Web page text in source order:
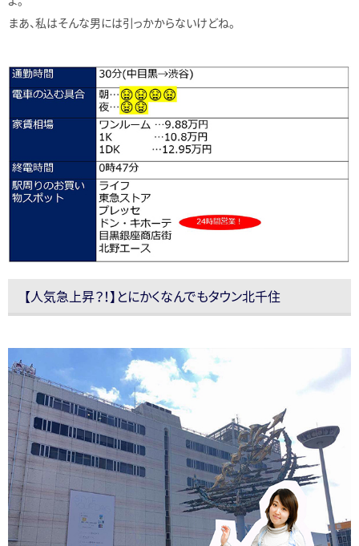
まあ、私はそんな男には引っかからないけどね。
【人気急上昇？！】とにかくなんでもタウン北千住